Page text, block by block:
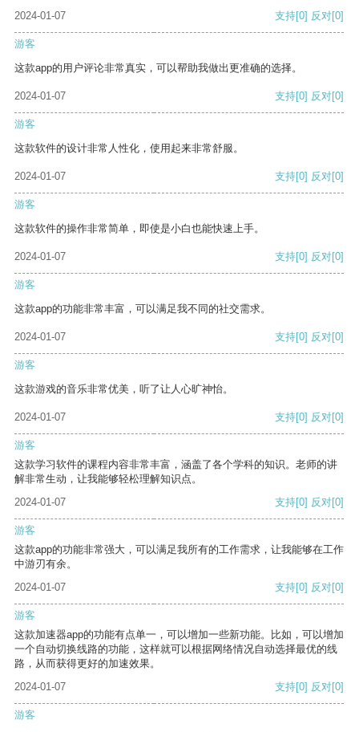
2024-01-07 支持[0] 反对[0]
游客
这款app的用户评论非常真实，可以帮助我做出更准确的选择。
2024-01-07 支持[0] 反对[0]
游客
这款软件的设计非常人性化，使用起来非常舒服。
2024-01-07 支持[0] 反对[0]
游客
这款软件的操作非常简单，即使是小白也能快速上手。
2024-01-07 支持[0] 反对[0]
游客
这款app的功能非常丰富，可以满足我不同的社交需求。
2024-01-07 支持[0] 反对[0]
游客
这款游戏的音乐非常优美，听了让人心旷神怡。
2024-01-07 支持[0] 反对[0]
游客
这款学习软件的课程内容非常丰富，涵盖了各个学科的知识。老师的讲
解非常生动，让我能够轻松理解知识点。
2024-01-07
支持[0] 反对[0]
游客
这款app的功能非常强大，可以满足我所有的工作需求，让我能够在工作
中游刃有余。
2024-01-07
支持[0] 反对[0]
游客
这款加速器app的功能有点单一，可以增加一些新功能。比如，可以增加
一个自动切换线路的功能，这样就可以根据网络情况自动选择最优的线
路，从而获得更好的加速效果。
2024-01-07
支持[0] 反对[0]
游客